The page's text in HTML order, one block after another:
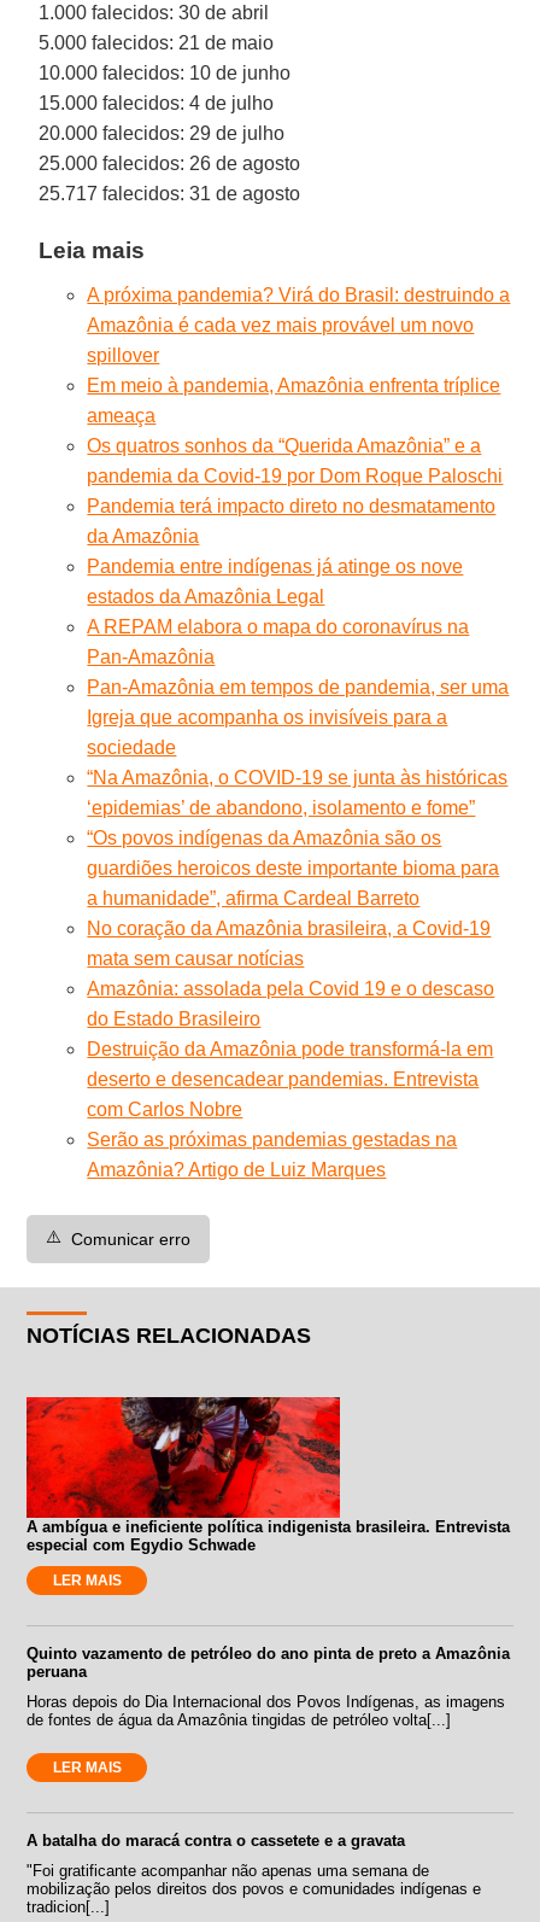
1.000 falecidos: 30 de abril
5.000 falecidos: 21 de maio
10.000 falecidos: 10 de junho
15.000 falecidos: 4 de julho
20.000 falecidos: 29 de julho
25.000 falecidos: 26 de agosto
25.717 falecidos: 31 de agosto
Leia mais
A próxima pandemia? Virá do Brasil: destruindo a
Amazônia é cada vez mais provável um novo
spillover
Em meio à pandemia, Amazônia enfrenta tríplice
ameaça
Os quatros sonhos da “Querida Amazônia” e a
pandemia da Covid-19 por Dom Roque Paloschi
Pandemia terá impacto direto no desmatamento
da Amazônia
Pandemia entre indígenas já atinge os nove
estados da Amazônia Legal
A REPAM elabora o mapa do coronavírus na
Pan-Amazônia
Pan-Amazônia em tempos de pandemia, ser uma
Igreja que acompanha os invisíveis para a
sociedade
“Na Amazônia, o COVID-19 se junta às históricas
‘epidemias’ de abandono, isolamento e fome”
“Os povos indígenas da Amazônia são os
guardiões heroicos deste importante bioma para
a humanidade”, afirma Cardeal Barreto
No coração da Amazônia brasileira, a Covid-19
mata sem causar notícias
Amazônia: assolada pela Covid 19 e o descaso
do Estado Brasileiro
Destruição da Amazônia pode transformá-la em
deserto e desencadear pandemias. Entrevista
com Carlos Nobre
Serão as próximas pandemias gestadas na
Amazônia? Artigo de Luiz Marques
⚠️ Comunicar erro
NOTÍCIAS RELACIONADAS
A ambígua e ineficiente política indigenista brasileira. Entrevista
especial com Egydio Schwade
LER MAIS
Quinto vazamento de petróleo do ano pinta de preto a Amazônia
peruana
Horas depois do Dia Internacional dos Povos Indígenas, as imagens
de fontes de água da Amazônia tingidas de petróleo volta[...]
LER MAIS
A batalha do maracá contra o cassetete e a gravata
"Foi gratificante acompanhar não apenas uma semana de
mobilização pelos direitos dos povos e comunidades indígenas e
tradicion[...]